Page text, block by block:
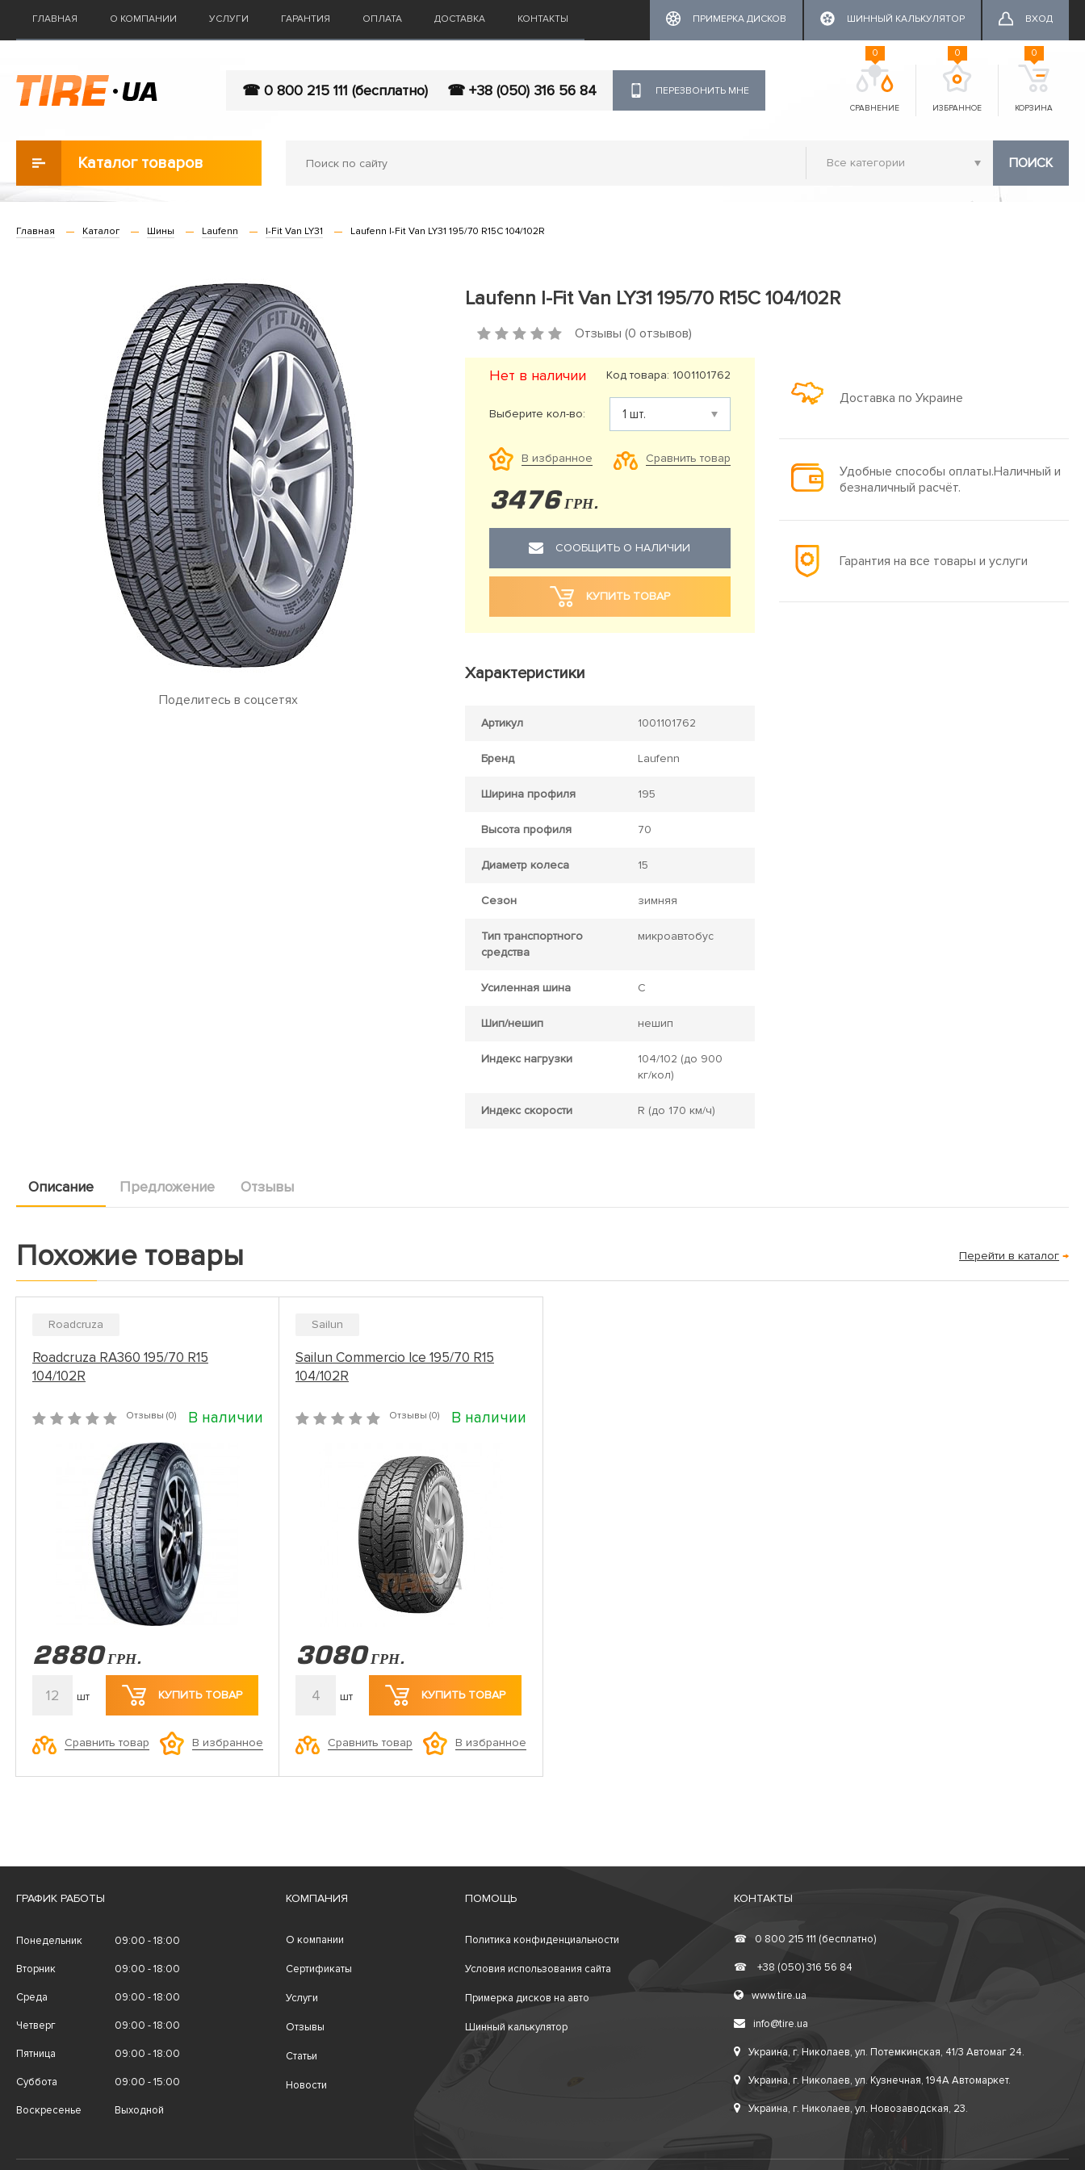
ГЛАВНАЯ О КОМПАНИИ УСЛУГИ ГАРАНТИЯ ОПЛАТА ДОСТАВКА КОНТАКТЫ ПРИМЕРКА ДИСКОВ ШИННЫЙ КАЛЬКУЛЯТОР ВХОД
☎ 0 800 215 111 (бесплатно) ☎ +38 (050) 316 56 84 ПЕРЕЗВОНИТЬ МНЕ
СРАВНЕНИЕ
0
ИЗБРАННОЕ
0
КОРЗИНА
0
Каталог товаров ПОИСК
Главная Каталог Шины Laufenn I-Fit Van LY31 Laufenn I-Fit Van LY31 195/70 R15C 104/102R
Поделитесь в соцсетях
Laufenn I-Fit Van LY31 195/70 R15C 104/102R
Отзывы (0 отзывов)
Нет в наличии Код товара: 1001101762
Выберите кол-во:
В избранное Сравнить товар
3476 ГРН.
СООБЩИТЬ О НАЛИЧИИ
КУПИТЬ ТОВАР
Доставка по Украине
Удобные способы оплаты.Наличный и
безналичный расчёт.
Гарантия на все товары и услуги
Характеристики
Артикул 1001101762
Бренд Laufenn
Ширина профиля 195
Высота профиля 70
Диаметр колеса 15
Сезон зимняя
Тип транспортного
средства
микроавтобус
Усиленная шина C
Шип/нешип нешип
Индекс нагрузки 104/102 (до 900
кг/кол)
Индекс скорости R (до 170 км/ч)
Описание Предложение Отзывы
Похожие товары Перейти в каталог →
Roadcruza
Roadcruza RA360 195/70 R15
104/102R
Отзывы (0) В наличии
2880 ГРН.
12 шт КУПИТЬ ТОВАР
Сравнить товар В избранное
Sailun
Sailun Commercio Ice 195/70 R15
104/102R
Отзывы (0) В наличии
3080 ГРН.
4 шт КУПИТЬ ТОВАР
Сравнить товар В избранное
ГРАФИК РАБОТЫ
Понедельник 09:00 - 18:00
Вторник 09:00 - 18:00
Среда 09:00 - 18:00
Четверг 09:00 - 18:00
Пятница 09:00 - 18:00
Суббота 09:00 - 15:00
Воскресенье Выходной
КОМПАНИЯ
О компании
Сертификаты
Услуги
Отзывы
Статьи
Новости
ПОМОЩЬ
Политика конфиденциальности
Условия использования сайта
Примерка дисков на авто
Шинный калькулятор
КОНТАКТЫ
☎ 0 800 215 111 (бесплатно)
☎ +38 (050) 316 56 84
www.tire.ua
info@tire.ua
Украина, г. Николаев, ул. Потемкинская, 41/3 Автомаг 24.
Украина, г. Николаев, ул. Кузнечная, 194А Автомаркет.
Украина, г. Николаев, ул. Новозаводская, 23.